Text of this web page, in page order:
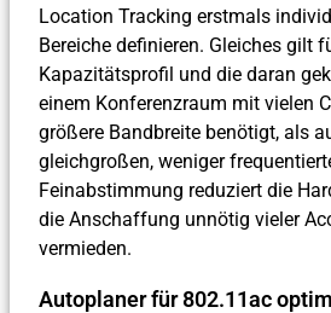
Location Tracking erstmals
Bereiche definieren. Gleiches gilt
Kapazitätsprofil und die daran
einem Konferenzraum mit vielen
größere Bandbreite benötigt, als
gleichgroßen, weniger
Feinabstimmung reduziert die
die Anschaffung unnötig vieler
vermieden.
Autoplaner für 802.11ac